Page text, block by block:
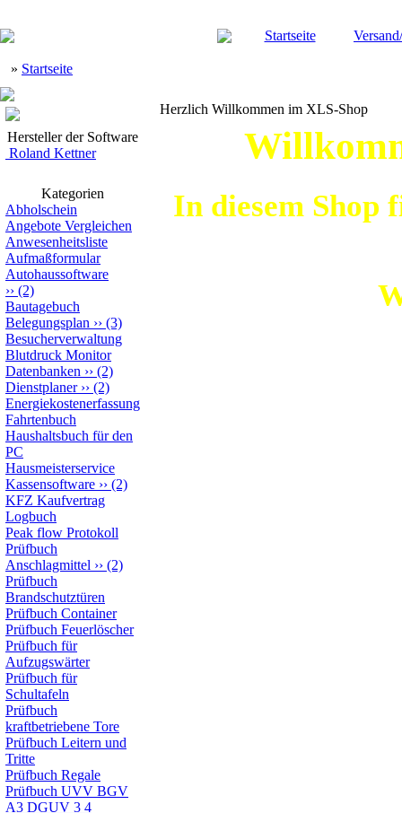
Startseite
» Startseite
Hersteller der Software
Roland Kettner
Kategorien
Abholschein
Angebote Vergleichen
Anwesenheitsliste
Aufmaßformular
Autohaussoftware
›› (2)
Bautagebuch
Belegungsplan ›› (3)
Besucherverwaltung
Blutdruck Monitor
Datenbanken ›› (2)
Dienstplaner›› (2)
Energiekostenerfassung
Fahrtenbuch
Haushaltsbuch für den
PC
Hausmeisterservice
Kassensoftware ›› (2)
KFZ Kaufvertrag
Logbuch
Peak flow Protokoll
Prüfbuch
Anschlagmittel ›› (2)
Prüfbuch
Brandschutztüren
Prüfbuch Container
Prüfbuch Feuerlöscher
Prüfbuch für
Aufzugswärter
Prüfbuch für
Schultafeln
Prüfbuch
kraftbetriebene Tore
Prüfbuch Leitern und
Tritte
Prüfbuch Regale
Prüfbuch UVV BGV
A3 DGUV 3 4
Herzlich Willkommen im XLS-Shop
In diesem Shop